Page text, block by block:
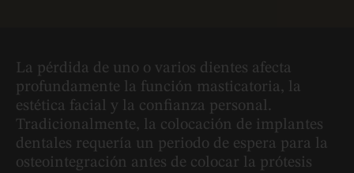
La pérdida de uno o varios dientes afecta
profundamente la función masticatoria, la
estética facial y la confianza personal.
Tradicionalmente, la colocación de implantes
dentales requería un periodo de espera para la
osteointegración antes de colocar la prótesis